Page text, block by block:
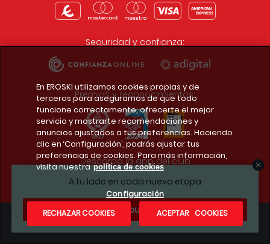
A tu lado en cada nueva etapa
¿Te apuntas?
Seguridad y confianza:
Premios y reconocimientos:
Descarga la app del club
Condiciones legales
En EROSKI utilizamos cookies propias y de
terceros para asegurarnos de que todo
funcione correctamente, ofrecerte el mejor
servicio y mostrarte recomendaciones y
anuncios ajustados a tus preferencias. Haciendo
clic en ‘Configuración’, podrás ajustar tus
preferencias de cookies. Para más información,
visita nuestra política de cookies
Configuración
RECHAZAR COOKIES
ACEPTAR COOKIES